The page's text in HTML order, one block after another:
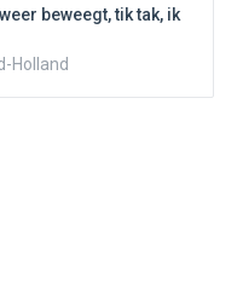
beweegt, tik tak, ik
Holland